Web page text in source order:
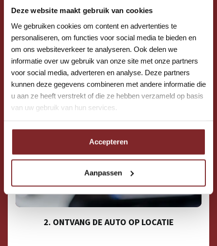
Deze website maakt gebruik van cookies
We gebruiken cookies om content en advertenties te
personaliseren, om functies voor social media te bieden en
om ons websiteverkeer te analyseren. Ook delen we
informatie over uw gebruik van onze site met onze partners
voor social media, adverteren en analyse. Deze partners
kunnen deze gegevens combineren met andere informatie die
u aan ze heeft verstrekt of die ze hebben verzameld op basis
van uw gebruik van hun services.
Accepteren
Aanpassen
2. ONTVANG DE AUTO OP LOCATIE